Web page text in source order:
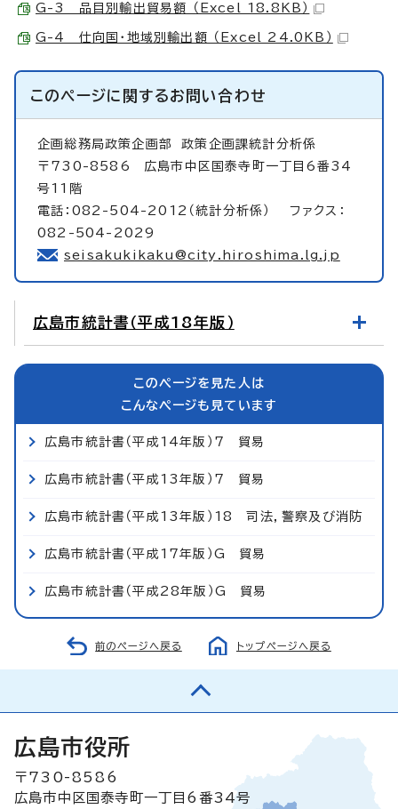
G-3 品目別輸出貿易額 （Excel 18.8KB）
G-4 仕向国・地域別輸出額 （Excel 24.0KB）
このページに関するお問い合わせ
企画総務局政策企画部政策企画課統計分析係
〒730-8586 広島市中区国泰寺町一丁目6番34
号11階
電話：082-504-2012（統計分析係） ファクス：
082-504-2029
seisakukikaku@city.hiroshima.lg.jp
広島市統計書（平成18年版）
このページを見た人は
こんなページも見ています
広島市統計書（平成14年版）7 貿易
広島市統計書（平成13年版）7 貿易
広島市統計書（平成13年版）18 司法，警察及び消防
広島市統計書（平成17年版）G 貿易
広島市統計書（平成28年版）G 貿易
前のページへ戻る トップページへ戻る
広島市役所
〒730-8586
広島市中区国泰寺町一丁目6番34号